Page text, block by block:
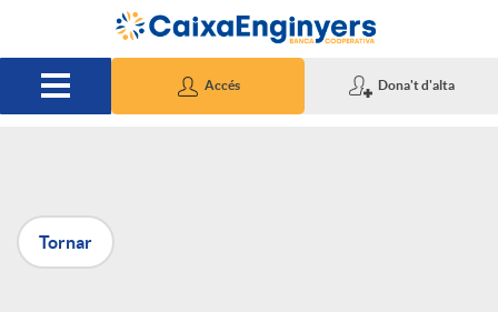
Salta al contingut principal
Accés Dona't d'alta
P
u
Tornar